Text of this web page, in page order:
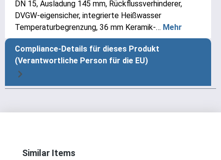
DN 15, Ausladung 145 mm, Rückflussverhinderer,
DVGW-eigensicher, integrierte Heißwasser
Temperaturbegrenzung, 36 mm Keramik-… Mehr
Compliance-Details für dieses Produkt
(Verantwortliche Person für die EU)
Produktgalerie überspringen
Similar Items